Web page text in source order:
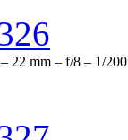
22 mm – f/8 – 1/200